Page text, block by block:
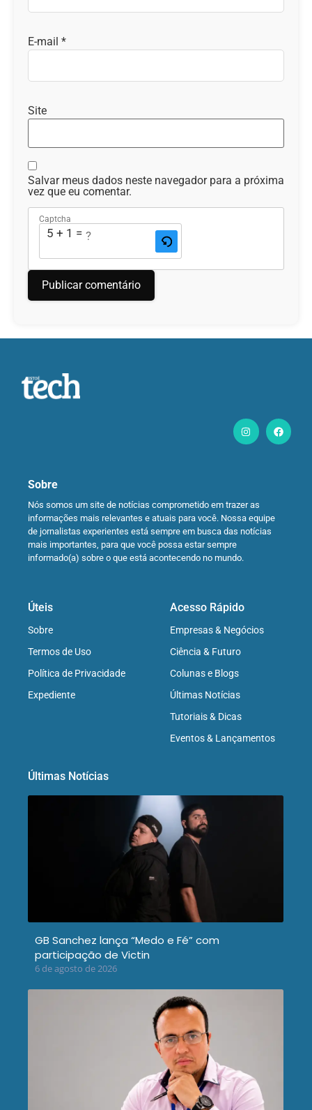
E-mail *
Site
Salvar meus dados neste navegador para a próxima
vez que eu comentar.
Captcha
5 + 1 = ?
Sobre
Nós somos um site de notícias comprometido em trazer as
informações mais relevantes e atuais para você. Nossa equipe
de jornalistas experientes está sempre em busca das notícias
mais importantes, para que você possa estar sempre
informado(a) sobre o que está acontecendo no mundo.
Úteis
Sobre
Termos de Uso
Política de Privacidade
Expediente
Acesso Rápido
Empresas & Negócios
Ciência & Futuro
Colunas e Blogs
Últimas Notícias
Tutoriais & Dicas
Eventos & Lançamentos
Últimas Notícias
GB Sanchez lança “Medo e Fé” com
participação de Victin
6 de agosto de 2026